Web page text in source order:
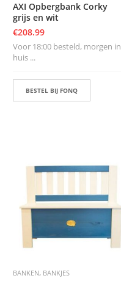
AXI Opbergbank Corky
grijs en wit
€208.99
Voor 18:00 besteld, morgen in
huis ...
BESTEL BIJ FONQ
BANKEN, BANKJES